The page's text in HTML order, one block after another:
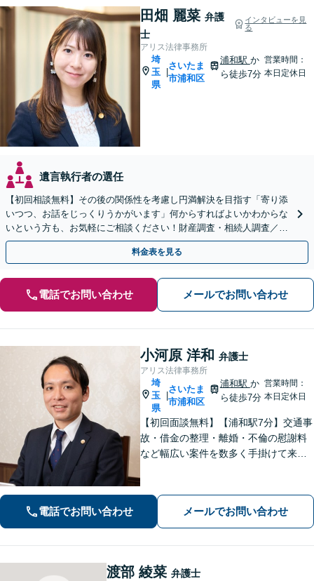
田畑 麗菜 弁護
士
インタビューを見
る
アリス法律事務所
埼
玉
県
|
さいたま
市浦和区
浦和駅 か
ら徒歩7分
営業時間：
本日定休日
遺言執行者の選任
【初回相談無料】その後の関係性を考慮し円満解決を目指す「寄り添
いつつ、お話をじっくりうかがいます」何からすればよいかわからな
いという方も、お気軽にご相談ください！財産調査・相続人調査／相
続放棄／使い込み／遺留分侵害額請求ほか
料金表を見る
電話でお問い合わせ メールでお問い合わせ
小河原 洋和 弁護士
アリス法律事務所
埼
玉
県
|
さいたま
市浦和区
浦和駅 か
ら徒歩7分
営業時間：
本日定休日
【初回面談無料】【浦和駅7分】交通事
故・借金の整理・離婚・不倫の慰謝料
など幅広い案件を数多く手掛けて来ま
出すことを心がけています。まずはご
相談ください。
電話でお問い合わせ メールでお問い合わせ
渡部 綾菜 弁護士